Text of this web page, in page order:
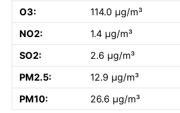
O3:
114.0 µg/m³
NO2:
1.4 µg/m³
SO2:
2.6 µg/m³
PM2.5:
12.9 µg/m³
PM10:
26.6 µg/m³